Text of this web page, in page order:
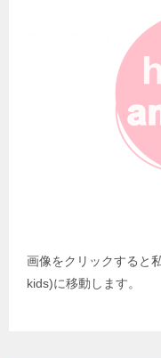
画像をクリックすると
kids)に移動します。